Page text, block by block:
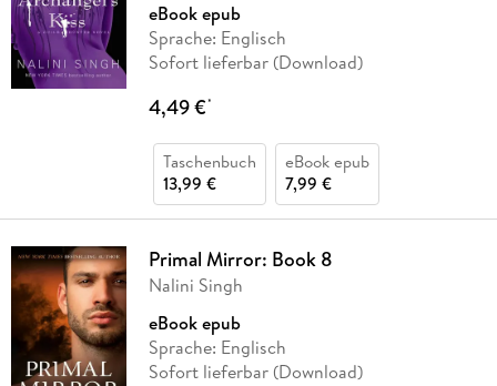
eBook epub
Sprache: Englisch
Sofort lieferbar (Download)
4,49 €*
Taschenbuch
13,99 €
eBook epub
7,99 €
Primal Mirror: Book 8
Nalini Singh
eBook epub
Sprache: Englisch
Sofort lieferbar (Download)